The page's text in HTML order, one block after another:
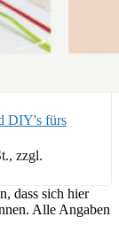
DIY's fürs
zzgl.
dass sich hier
Alle Angaben